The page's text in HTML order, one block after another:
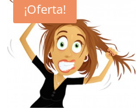
¡Oferta!